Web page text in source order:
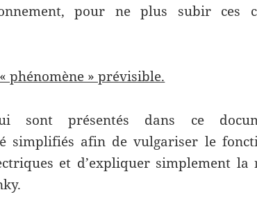
pour ne plus subir ces
phénomène » prévisible.
sont présentés dans ce
simplifiés afin de vulgariser le
et d’expliquer simplement la